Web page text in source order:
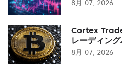
8月 07, 2026
Cortex
レーディン
8月 07, 2026